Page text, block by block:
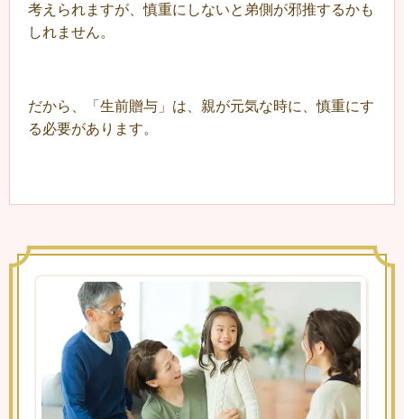
考えられますが、慎重にしないと弟側が邪推するかも
しれません。
だから、「生前贈与」は、親が元気な時に、慎重にす
る必要があります。